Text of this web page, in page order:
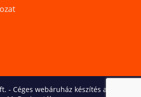
- Céges webáruház készítés a Logical